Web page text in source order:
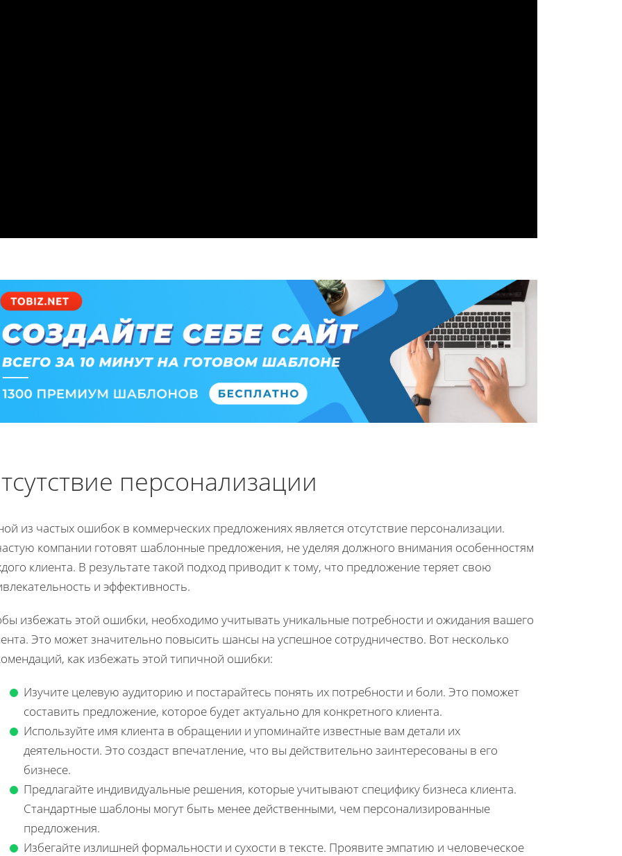
персонализации
из частых ошибок в коммерческих предложениях является отсутствие персонализации.
компании готовят шаблонные предложения, не уделяя должного внимания особенностям
клиента. В результате такой подход приводит к тому, что предложение теряет свою
и эффективность.
избежать этой ошибки, необходимо учитывать уникальные потребности и ожидания вашего
Это может значительно повысить шансы на успешное сотрудничество. Вот несколько
как избежать этой типичной ошибки:
Изучите целевую аудиторию и постарайтесь понять их потребности и боли. Это поможет
составить предложение, которое будет актуально для конкретного клиента.
Используйте имя клиента в обращении и упоминайте известные вам детали их
деятельности. Это создаст впечатление, что вы действительно заинтересованы в его
бизнесе.
Предлагайте индивидуальные решения, которые учитывают специфику бизнеса клиента.
Стандартные шаблоны могут быть менее действенными, чем персонализированные
предложения.
Избегайте излишней формальности и сухости в тексте. Проявите эмпатию и человеческое